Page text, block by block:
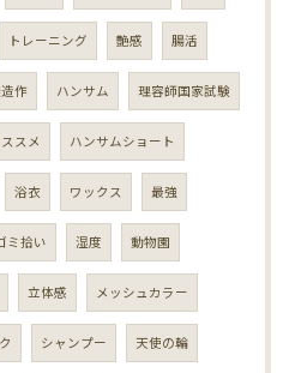
トレーニング 艶感 腸活
作 ハンサム 理容師国家試験
スメ ハンサムショート
浴衣 ワックス 最強
ミ拾い 湿度 動物園
立体感 メッシュカラー
シャンプー 天使の輪